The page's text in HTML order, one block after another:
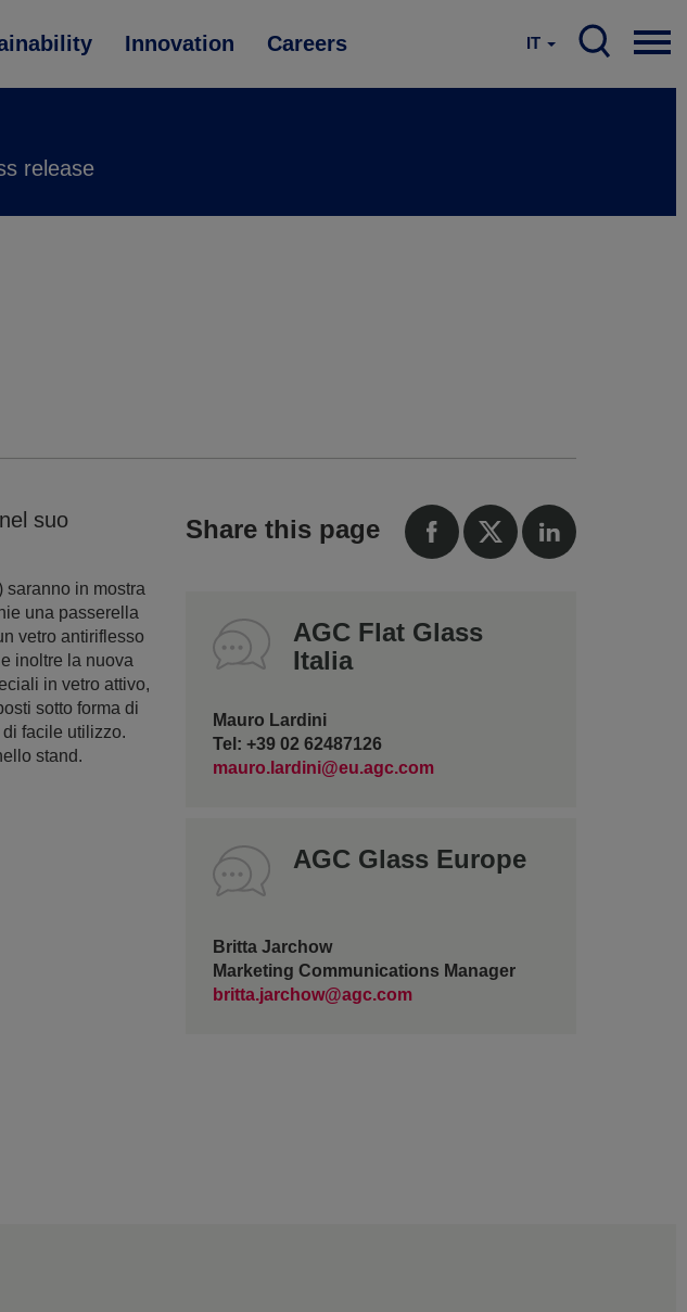
Innovation Careers IT
release
suo
saranno in mostra
una passerella
vetro antiriflesso
inoltre la nuova
in vetro attivo,
sotto forma di
facile utilizzo.
stand.
Share this page
AGC Flat Glass
Italia
Mauro Lardini
Tel: +39 02 62487126
mauro.lardini@eu.agc.com
AGC Glass Europe
Britta Jarchow
Marketing Communications Manager
britta.jarchow@agc.com